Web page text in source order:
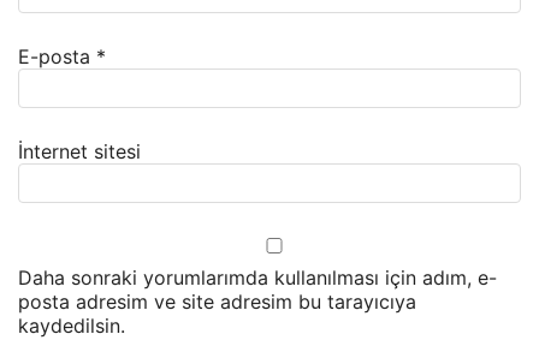
E-posta *
İnternet sitesi
Daha sonraki yorumlarımda kullanılması için adım, e-
posta adresim ve site adresim bu tarayıcıya
kaydedilsin.